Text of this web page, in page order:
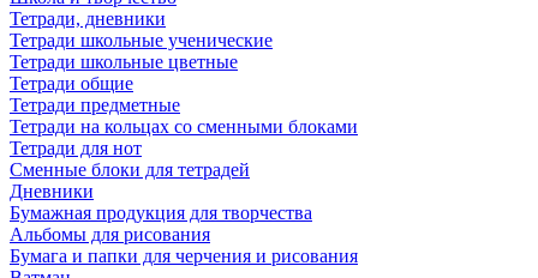
Тетради, дневники
Тетради школьные ученические
Тетради школьные цветные
Тетради общие
Тетради предметные
Тетради на кольцах со сменными блоками
Тетради для нот
Сменные блоки для тетрадей
Дневники
Бумажная продукция для творчества
Альбомы для рисования
Бумага и папки для черчения и рисования